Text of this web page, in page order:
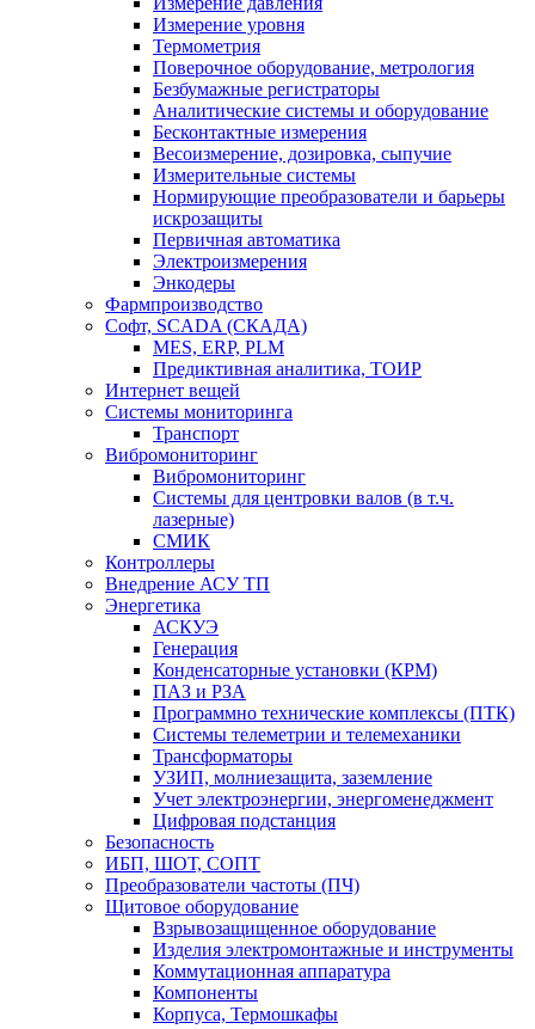
Измерение уровня
Термометрия
Поверочное оборудование, метрология
Безбумажные регистраторы
Аналитические системы и оборудование
Бесконтактные измерения
Весоизмерение, дозировка, сыпучие
Измерительные системы
Нормирующие преобразователи и барьеры
искрозащиты
Первичная автоматика
Электроизмерения
Энкодеры
Фармпроизводство
Софт, SCADA (СКАДА)
MES, ERP, PLM
Предиктивная аналитика, ТОИР
Интернет вещей
Системы мониторинга
Транспорт
Вибромониторинг
Вибромониторинг
Системы для центровки валов (в т.ч.
лазерные)
СМИК
Контроллеры
Внедрение АСУ ТП
Энергетика
АСКУЭ
Генерация
Конденсаторные установки (КРМ)
ПАЗ и РЗА
Программно технические комплексы (ПТК)
Системы телеметрии и телемеханики
Трансформаторы
УЗИП, молниезащита, заземление
Учет электроэнергии, энергоменеджмент
Цифровая подстанция
Безопасность
ИБП, ШОТ, СОПТ
Преобразователи частоты (ПЧ)
Щитовое оборудование
Взрывозащищенное оборудование
Изделия электромонтажные и инструменты
Коммутационная аппаратура
Компоненты
Корпуса, Термошкафы